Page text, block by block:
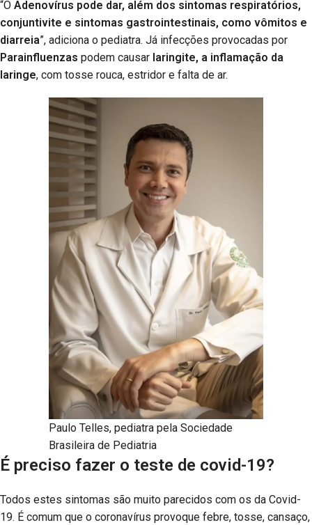
“O Adenovírus pode dar, além dos sintomas respiratórios,
conjuntivite e sintomas gastrointestinais, como vômitos e
diarreia”, adiciona o pediatra. Já infecções provocadas por
Parainfluenzas podem causar laringite, a inflamação da
laringe, com tosse rouca, estridor e falta de ar.
Paulo Telles, pediatra pela Sociedade
Brasileira de Pediatria
É preciso fazer o teste de covid-19?
Todos estes sintomas são muito parecidos com os da Covid-
19. É comum que o coronavírus provoque febre, tosse, cansaço,